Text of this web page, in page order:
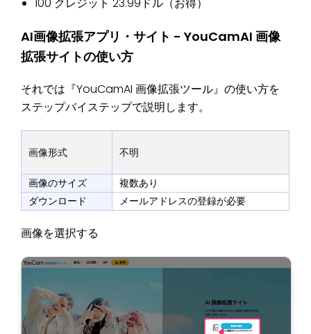
100 クレジット 23.99ドル（お得）
AI画像拡張アプリ・サイト - YouCamAI 画像
拡張サイトの使い方
それでは『YouCamAI 画像拡張ツール』の使い方を
ステップバイステップで説明します。
画像形式 不明
画像のサイズ
複数あり
ダウンロード
メールアドレスの登録が必要
画像を選択する